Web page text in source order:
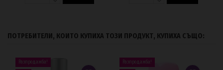
ПОТРЕБИТЕЛИ, КОИТО КУПИХА ТОЗИ ПРОДУКТ, КУПИХА СЪЩО:
Разпродажба!
Разпродажба!